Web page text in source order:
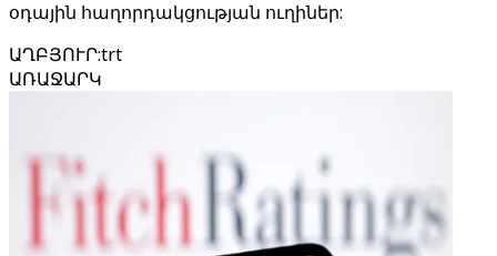
օդային հաղորդակցության ուղիներ:
ԱՂԲՅՈՒՐ:trt
ԱՌԱՋԱՐԿ